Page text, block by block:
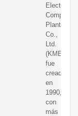
Electrical
Complete
Plant
Co.,
Ltd.
(KMEC)
fue
creada
en
1990,
con
más